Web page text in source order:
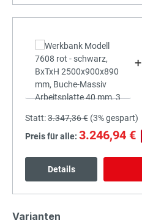
+
Statt:3.347,36 € (3%gespart)
Preis für alle: 3.246,94 €
Details
Varianten